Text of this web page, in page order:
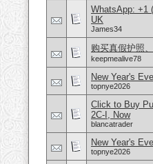
WhatsApp: +1
UK
James34
购买真假护照
keepmealive78
New Year's
topnye2026
Click to Buy
2C-I, Now
blancatrader
New Year's
topnye2026